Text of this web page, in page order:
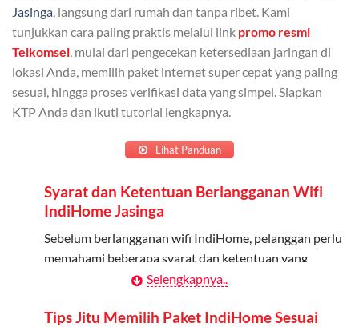
keluarga atau teman untuk menggunakan kuota ini.
Berlaku Nasional
Kuota keluarga bisa digunakan di seluruh Indonesia
untuk jaringan 2G, 3G, dan 4G.
Kuota ini hanya bisa digunakan di dalam negeri.
Cara Menggunakan Kuota Keluarga
Daftarkan Anggota: Admin dapat mendaftarkan anggota
melalui aplikasi MyTelkomsel atau website Telkomsel One.
Bagikan Kuota: Setelah terdaftar, anggota bisa langsung
Jasinga , langsung dari rumah dan tanpa ribet. Kami
tunjukkan cara paling praktis melalui link promo resmi
Telkomsel , mulai dari pengecekan ketersediaan jaringan di
lokasi Anda, memilih paket internet super cepat yang paling
sesuai, hingga proses verifikasi data yang simpel. Siapkan
KTP Anda dan ikuti tutorial lengkapnya.
Lihat Panduan
Syarat dan Ketentuan Berlangganan Wifi
IndiHome Jasinga
Sebelum berlangganan wifi IndiHome, pelanggan perlu
memahami beberapa syarat dan ketentuan yang
Kontrak Berlangganan
Selengkapnya..
Tips Jitu Memilih Paket IndiHome Sesuai